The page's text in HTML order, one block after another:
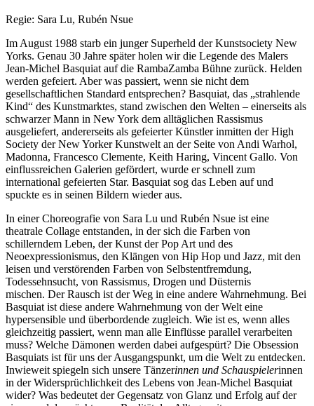
Regie: Sara Lu, Rubén Nsue
Im August 1988 starb ein junger Superheld der Kunstsociety New
Yorks. Genau 30 Jahre später holen wir die Legende des Malers
Jean-Michel Basquiat auf die RambaZamba Bühne zurück. Helden
werden gefeiert. Aber was passiert, wenn sie nicht dem
gesellschaftlichen Standard entsprechen? Basquiat, das „strahlende
Kind“ des Kunstmarktes, stand zwischen den Welten – einerseits als
schwarzer Mann in New York dem alltäglichen Rassismus
ausgeliefert, andererseits als gefeierter Künstler inmitten der High
Society der New Yorker Kunstwelt an der Seite von Andi Warhol,
Madonna, Francesco Clemente, Keith Haring, Vincent Gallo. Von
einflussreichen Galerien gefördert, wurde er schnell zum
international gefeierten Star. Basquiat sog das Leben auf und
spuckte es in seinen Bildern wieder aus.
In einer Choreografie von Sara Lu und Rubén Nsue ist eine
theatrale Collage entstanden, in der sich die Farben von
schillerndem Leben, der Kunst der Pop Art und des
Neoexpressionismus, den Klängen von Hip Hop und Jazz, mit den
leisen und verstörenden Farben von Selbstentfremdung,
Todessehnsucht, von Rassismus, Drogen und Düsternis
mischen. Der Rausch ist der Weg in eine andere Wahrnehmung. Bei
Basquiat ist diese andere Wahrnehmung von der Welt eine
hypersensible und überbordende zugleich. Wie ist es, wenn alles
gleichzeitig passiert, wenn man alle Einflüsse parallel verarbeiten
muss? Welche Dämonen werden dabei aufgespürt? Die Obsession
Basquiats ist für uns der Ausgangspunkt, um die Welt zu entdecken.
Inwieweit spiegeln sich unsere Tänzerinnen und Schauspielerinnen
in der Widersprüchlichkeit des Lebens von Jean-Michel Basquiat
wider? Was bedeutet der Gegensatz von Glanz und Erfolg auf der